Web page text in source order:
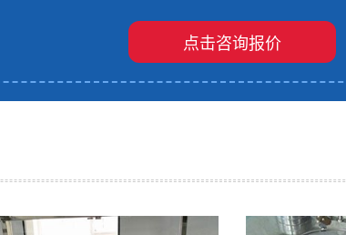
点击咨询报价